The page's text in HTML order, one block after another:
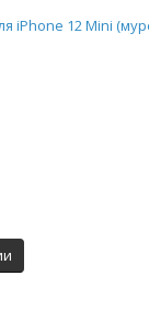
iPhone 12 Mini